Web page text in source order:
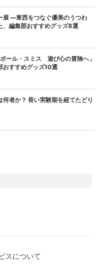
展 ―東西をつなぐ優美のうつわ
編集部おすすめグッズ8選
ール・スミス 遊び心の冒険へ」
おすすめグッズ10選
者か？ 長い実験期を経てたどり
スについて